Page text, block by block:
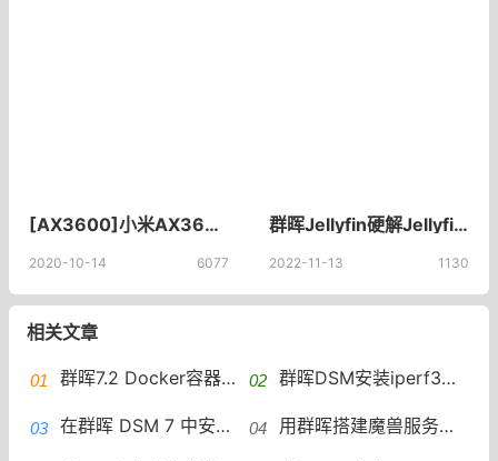
[AX3600]小米AX3600自动开启IPV6防火墙5000、32400端口外网访问的方法
2020-10-14 6077
群晖Jellyfin硬解Jellyfin显卡直通群晖安装Jellyfin
2022-11-13 1130
相关文章
群晖7.2 Docker容器配置开启IPv6以播放IPTV源 群晖DSM安装iperf3网络测试软件SynoCli Monitor Tools插件
在群晖 DSM 7 中安装 Zerotier，实现内网穿透和局域网组建 用群晖搭建魔兽服务器：黑群晖docker上部署开源魔兽单机版